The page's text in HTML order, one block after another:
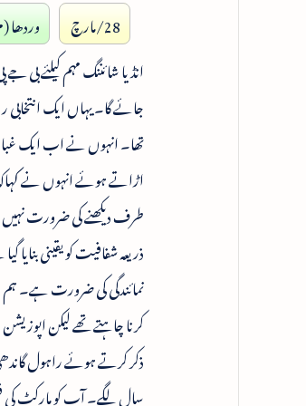
28/مارچ
وردھا
انڈیا شائننگ مہم کیلئے
تھا۔ انہوں نے اب ایک
طرف دیکھنے کی ضرورت
ذریعہ شفافیت کو یقینی
ذکر کرتے ہوئے راہول
سال لگے۔ آپ کو مارکٹ کی